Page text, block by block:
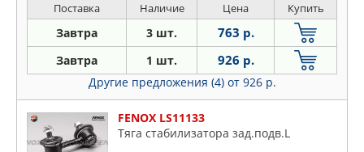
Поставка Наличие Цена Купить
Завтра 3 шт. 763 р.
Завтра 1 шт. 926 р.
Другие предложения (4) от 926 р.
FENOX LS11133
Тяга стабилизатора зад.подв.L